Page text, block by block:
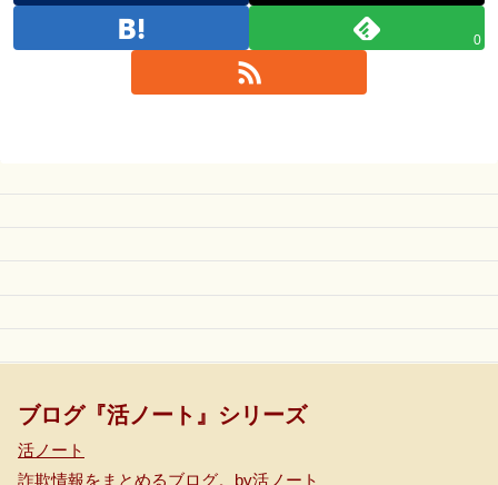
0
ブログ『活ノート』シリーズ
活ノート
詐欺情報をまとめるブログ。by活ノート